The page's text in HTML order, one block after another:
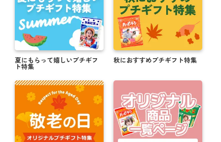
夏にもらって嬉しいプチギフ
ト特集
秋におすすめプチギフト特集